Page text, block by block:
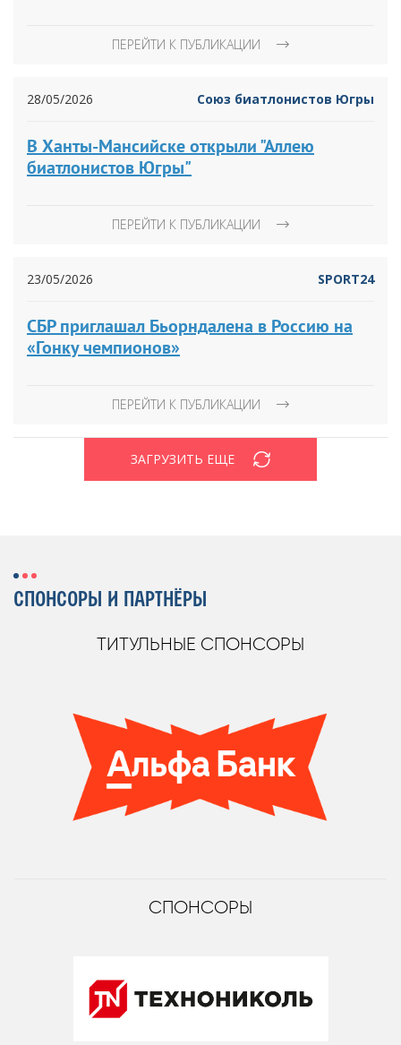
ПЕРЕЙТИ К ПУБЛИКАЦИИ
28/05/2026 Союз биатлонистов Югры
В Ханты-Мансийске открыли "Аллею
биатлонистов Югры"
ПЕРЕЙТИ К ПУБЛИКАЦИИ
23/05/2026 SPORT24
СБР приглашал Бьорндалена в Россию на
«Гонку чемпионов»
ПЕРЕЙТИ К ПУБЛИКАЦИИ
ЗАГРУЗИТЬ ЕЩЕ
СПОНСОРЫ И ПАРТНЁРЫ
ТИТУЛЬНЫЕ СПОНСОРЫ
СПОНСОРЫ